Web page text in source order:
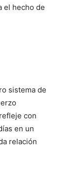
el hecho de
sistema de
con
en un
relación